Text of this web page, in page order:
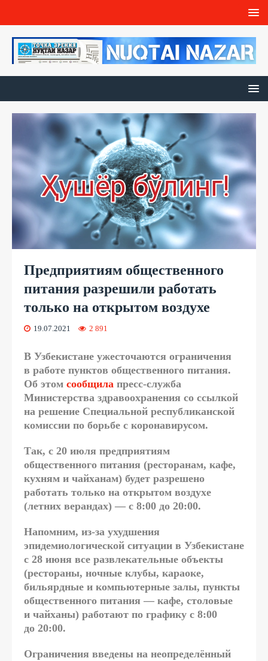
Предприятиям общественного
питания разрешили работать
только на открытом воздухе
19.07.2021 2 891
В Узбекистане ужесточаются ограничения
в работе пунктов общественного питания.
Об этом сообщила пресс-служба
Министерства здравоохранения со ссылкой
на решение Специальной республиканской
комиссии по борьбе с коронавирусом.
Так, с 20 июля предприятиям
общественного питания (ресторанам, кафе,
кухням и чайханам) будет разрешено
работать только на открытом воздухе
(летних верандах) — с 8:00 до 20:00.
Напомним, из-за ухудшения
эпидемиологической ситуации в Узбекистане
с 28 июня все развлекательные объекты
(рестораны, ночные клубы, караоке,
бильярдные и компьютерные залы, пункты
общественного питания — кафе, столовые
и чайханы) работают по графику с 8:00
до 20:00.
Ограничения введены на неопределённый